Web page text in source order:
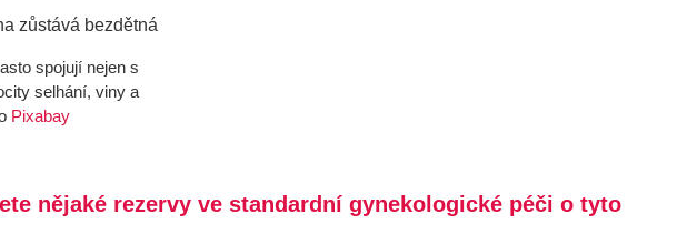
spojují nejen s
selhání, viny a
Pixabay
nějaké rezervy ve standardní gynekologické péči o tyto